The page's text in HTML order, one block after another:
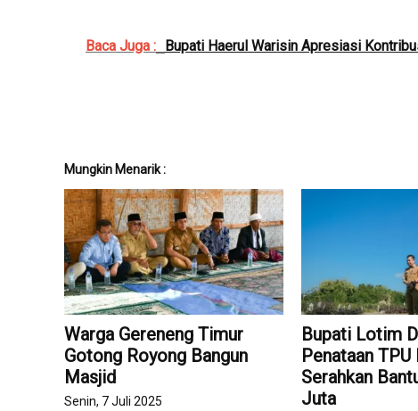
Baca Juga : Bupati Haerul Warisin Apresiasi
Mungkin Menarik :
Warga Gereneng Timur
Gotong Royong Bangun
Masjid
Senin, 7 Juli 2025
Bupati Lotim
Penataan
Serahkan
Juta